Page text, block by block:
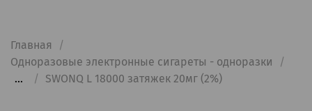
Главная
Одноразовые электронные сигареты - одноразки
...
SWONQ L 18000 затяжек 20мг (2%)